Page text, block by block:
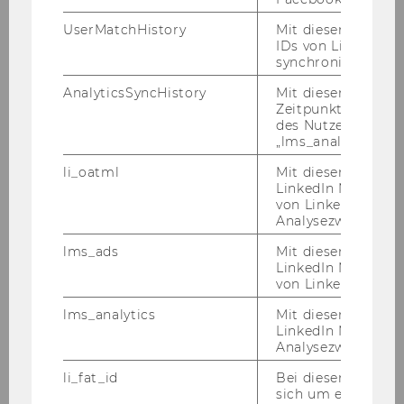
als Han­dels­as­sis­ten­tin in der ka­na­di­schen Bot­
UserMatchHistory
Mit diesem
IDs von LinkedIn
synchronisiert.
AnalyticsSyncHistory
Mit diesem
Zeitpunkt der
des Nutzers mit
„lms_analytics“
li_oatml
Mit diesem
LinkedIn
von LinkedIn zu
Analysezwecke
lms_ads
Mit diesem
LinkedIn
von LinkedIn
lms_analytics
Mit diesem
LinkedIn
Analysezwecken
li_fat_id
Bei diesem
sich um eine